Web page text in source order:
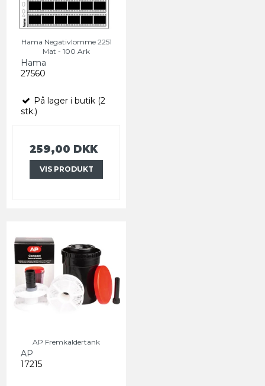
Hama Negativlomme 2251
Mat - 100 Ark
Hama
27560
På lager i butik (2
stk.)
259,00 DKK
VIS PRODUKT
AP Fremkaldertank
AP
17215